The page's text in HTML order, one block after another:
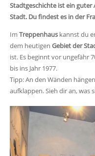
Stadtgeschichte ist ein
Stadt. Du findest es in der
Im Treppenhauskannst du
dem heutigen Gebiet der
ist. Es beginnt vor ungefähr
bis ins Jahr 1977.
Tipp: An den Wänden
aufklappen. Sieh dir an, was